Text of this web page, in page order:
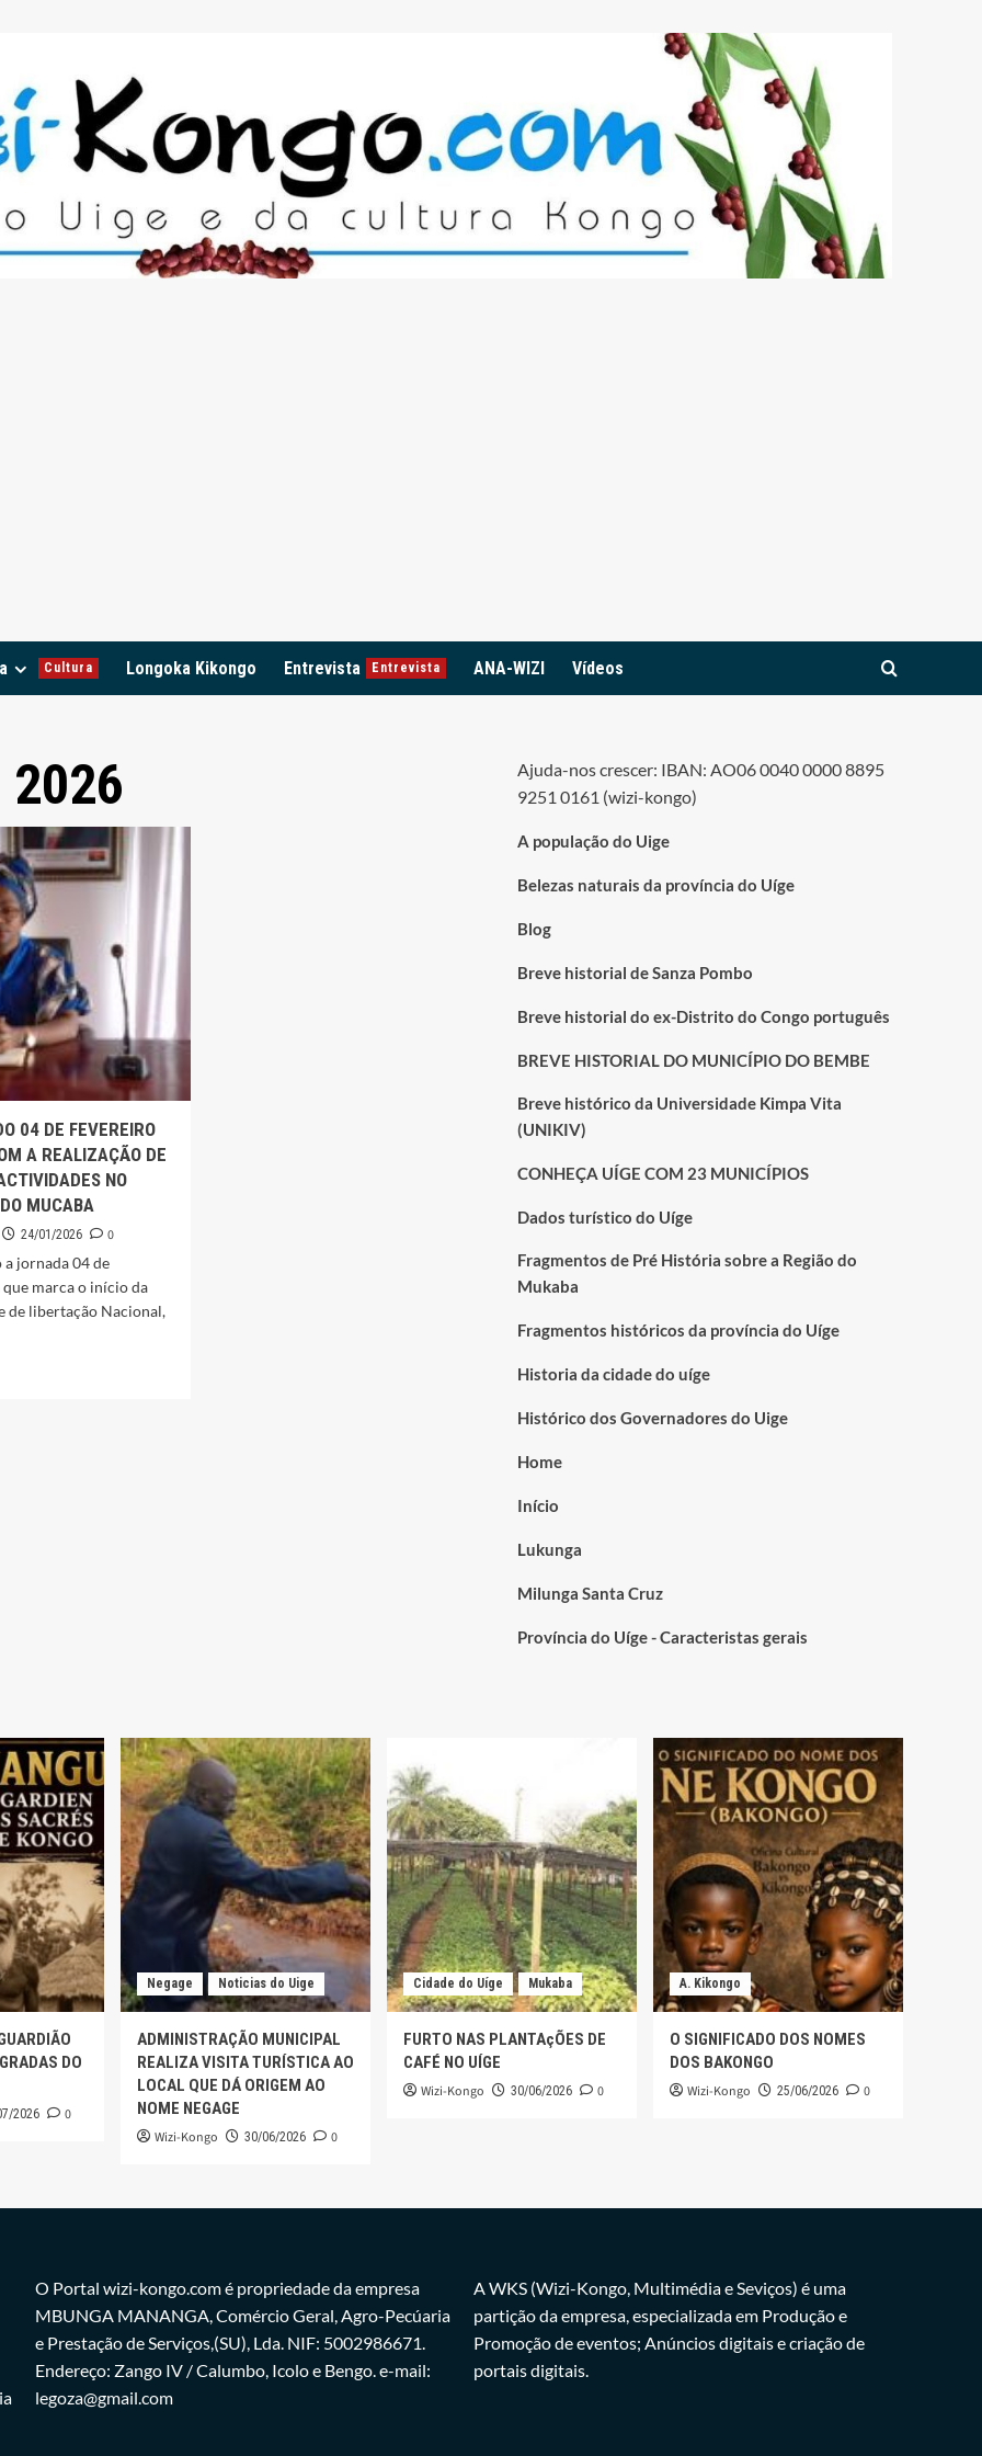
Cultura Longoka Kikongo Entrevista Entrevista ANA-WIZI Vídeos
04 DE FEVEREIRO
A REALIZAÇÃO DE
NO
MUCABA
24/01/2026
0
a jornada 04 de
marca o início da
de libertação Nacional,
Ajuda-nos crescer: IBAN: AO06 0040 0000 8895
9251 0161 (wizi-kongo)
A população do Uige
Belezas naturais da província do Uíge
Blog
Breve historial de Sanza Pombo
Breve historial do ex-Distrito do Congo português
BREVE HISTORIAL DO MUNICÍPIO DO BEMBE
Breve histórico da Universidade Kimpa Vita
(UNIKIV)
CONHEÇA UÍGE COM 23 MUNICÍPIOS
Dados turístico do Uíge
Fragmentos de Pré História sobre a Região do
Mukaba
Fragmentos históricos da província do Uíge
Historia da cidade do uíge
Histórico dos Governadores do Uige
Home
Início
Lukunga
Milunga Santa Cruz
Província do Uíge - Caracteristas gerais
DO
2026 0
Negage Noticias do Uige
ADMINISTRAÇÃO MUNICIPAL
REALIZA VISITA TURÍSTICA AO
LOCAL QUE DÁ ORIGEM AO
NOME NEGAGE
Wizi-Kongo 30/06/2026 0
Cidade do Uíge Mukaba
FURTO NAS PLANTAçÕES DE
CAFÉ NO UÍGE
Wizi-Kongo 30/06/2026 0
A. Kikongo
O SIGNIFICADO DOS NOMES
DOS BAKONGO
Wizi-Kongo 25/06/2026 0
O Portal wizi-kongo.com é propriedade da empresa
MBUNGA MANANGA, Comércio Geral, Agro-Pecúaria
e Prestação de Serviços,(SU), Lda. NIF: 5002986671.
Endereço: Zango IV / Calumbo, Icolo e Bengo. e-mail:
legoza@gmail.com
A WKS (Wizi-Kongo, Multimédia e Seviços) é uma
partição da empresa, especializada em Produção e
Promoção de eventos; Anúncios digitais e criação de
portais digitais.